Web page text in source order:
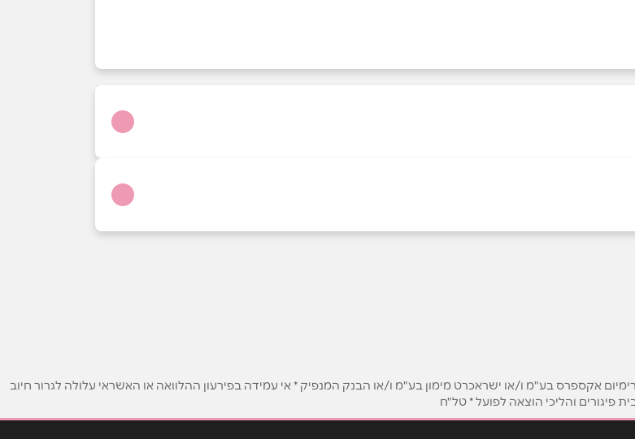
אקספרס בע"מ ו/או ישראכרט מימון בע"מ ו/או הבנק המנפיק * אי עמידה בפירעון ההלוואה או האשראי עלולה לגרור חיוב
פיגורים והליכי הוצאה לפועל * טל"ח